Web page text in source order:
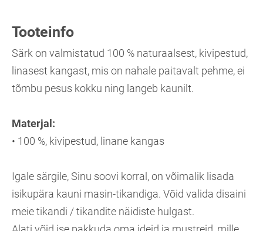
Tooteinfo
Särk on valmistatud 100 % naturaalsest, kivipestud,
linasest kangast, mis on nahale paitavalt pehme, ei
tõmbu pesus kokku ning langeb kaunilt.
Materjal:
• 100 %, kivipestud, linane kangas
Igale särgile, Sinu soovi korral, on võimalik lisada
isikupära kauni masin-tikandiga. Võid valida disaini
meie tikandi / tikandite näidiste hulgast.